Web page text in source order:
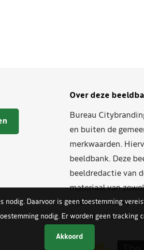
Over deze
Bureau
en buiten de
merkwaarden.
beeldbank. Deze
beeldredactie van
materiaal van
Medewerkers van
en videomateriaal
Daarvoor is geen toestemming
nodig. Er worden geen tracking
Akkoord